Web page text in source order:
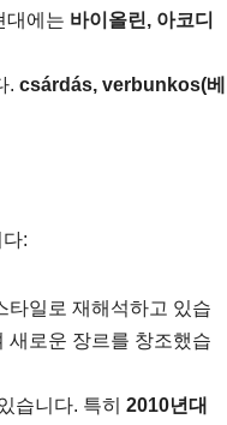
대에는 바이올린, 아코디
. csárdás, verbunkos(베
:
타일로 재해석하고 있습
새로운 장르를 창조했습
습니다. 특히 2010년대